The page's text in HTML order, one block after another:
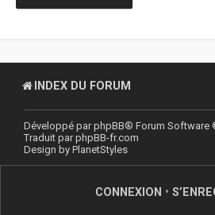
INDEX DU FORUM
Développé parphpBB® Forum Software
Traduit parphpBB-fr.com
Design by PlanetStyles
CONNEXION •